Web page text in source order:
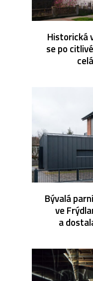
Historická
se po
Bývalá
ve
a